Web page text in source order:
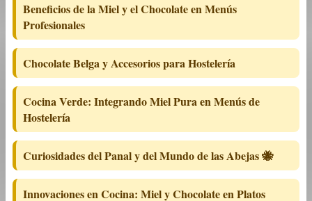
Beneficios de la Miel y el Chocolate en Menús
Profesionales
Chocolate Belga y Accesorios para Hostelería
Cocina Verde: Integrando Miel Pura en Menús de
Hostelería
Curiosidades del Panal y del Mundo de las Abejas 🐝
Innovaciones en Cocina: Miel y Chocolate en Platos